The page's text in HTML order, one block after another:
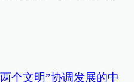
个文明”协调发展的中